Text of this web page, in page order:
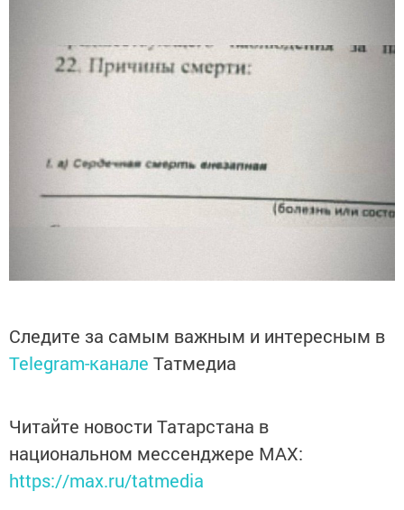
Следите за самым важным и интересным в
Telegram-канале Татмедиа
Читайте новости Татарстана в
национальном мессенджере MАХ:
https://max.ru/tatmedia